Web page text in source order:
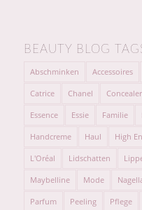
BEAUTY BLOG
Abschminken Accessoires
Catrice Chanel Concealer
Essence Essie Familie
Handcreme Haul High
L'Oréal Lidschatten
Maybelline Mode
Parfum Peeling Pflege